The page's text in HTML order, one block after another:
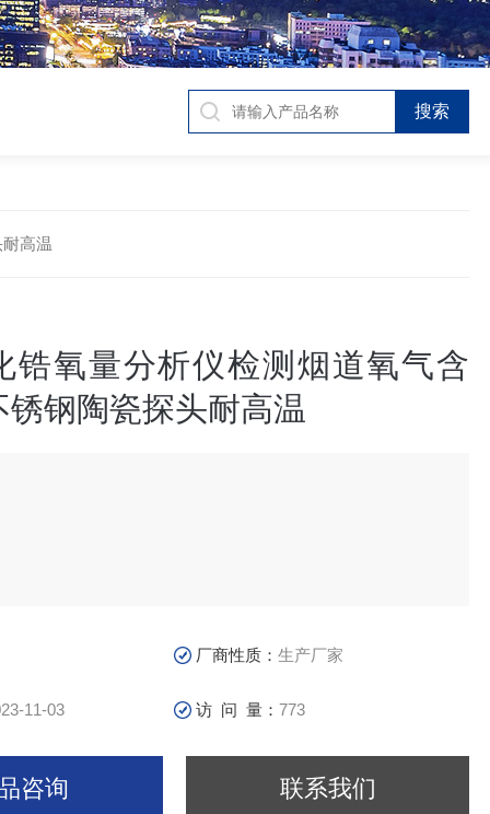
高温
锆氧量分析仪检测烟道氧气含
锈钢陶瓷探头耐高温
厂商性质：生产厂家
11-03 访 问 量：773
咨询 联系我们